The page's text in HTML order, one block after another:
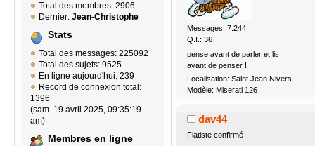
Total des membres: 2906
Dernier: Jean-Christophe
Stats
Total des messages: 225092
Total des sujets: 9525
En ligne aujourd'hui: 239
Record de connexion total:
1396
(sam. 19 avril 2025, 09:35:19
am)
Membres en ligne
Messages: 7.244
Q.I.: 36
pense avant de parler et lis
avant de penser !
Localisation: Saint Jean Nivers
Modèle: Miserati 126
dav44
Fiatiste confirmé